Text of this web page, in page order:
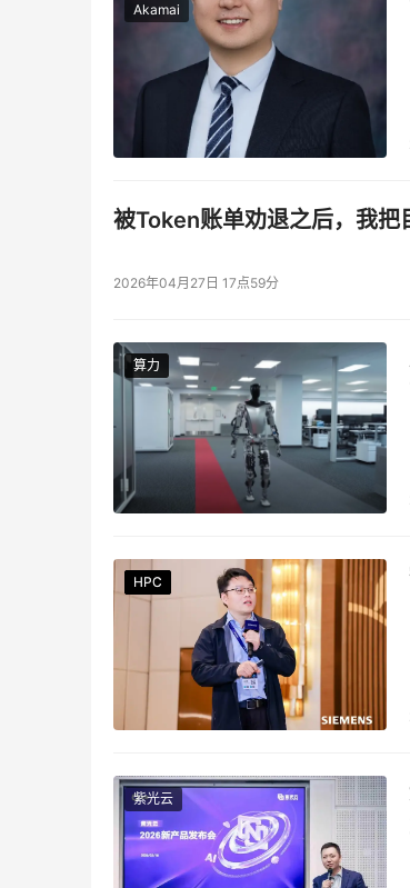
Akamai
被Token账单劝退之后，我
2026年04月27日 17点59分
算力
算力
HPC
HPC
HPC
HPC
HPC
HPC
紫光云